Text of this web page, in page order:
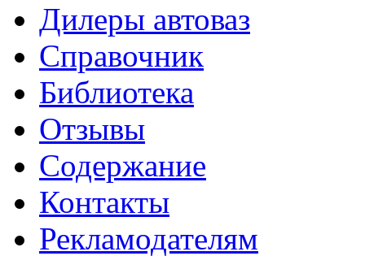
Дилеры автоваз
Справочник
Библиотека
Отзывы
Содержание
Контакты
Рекламодателям